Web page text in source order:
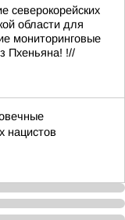
северокорейских
области для
мониторинговые
Пхеньяна! !//
нацистов